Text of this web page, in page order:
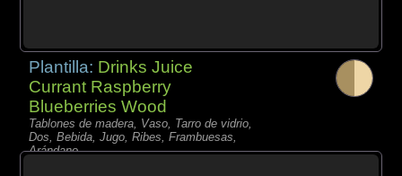
Plantilla: Drinks Juice
Currant Raspberry
Blueberries Wood
Tablones de madera, Vaso, Tarro de vidrio,
Dos, Bebida, Jugo, Ribes, Frambuesas,
Arándano,